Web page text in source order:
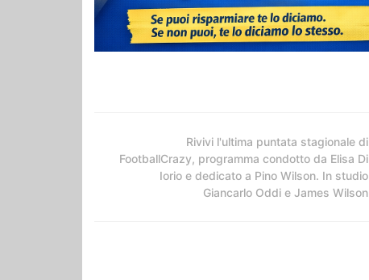
Rivivi l'ultima puntata stagionale di
FootballCrazy, programma condotto da Elisa Di
Iorio e dedicato a Pino Wilson. In studio
Giancarlo Oddi e James Wilson